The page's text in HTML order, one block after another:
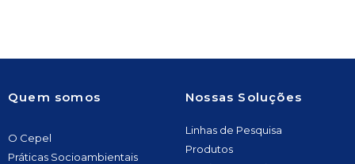
Quem somos
O Cepel
Práticas Socioambientais
Nossas Soluções
Linhas de Pesquisa
Produtos